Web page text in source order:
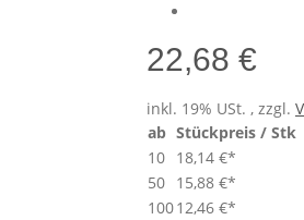
22,68 €
inkl. 19% USt. , zzgl.
ab Stückpreis / Stk
10 18,14 €*
50 15,88 €*
10012,46 €*